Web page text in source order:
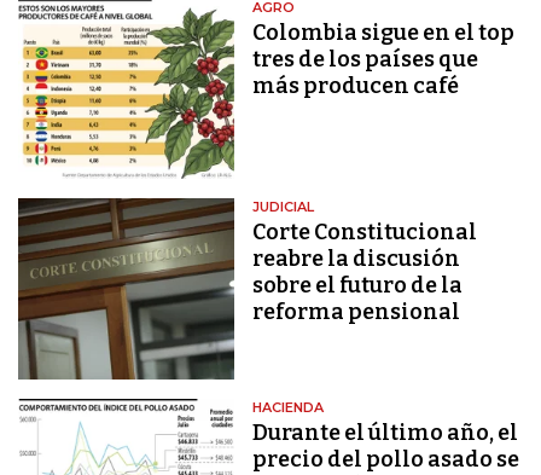
AGRO
Colombia sigue en el top
tres de los países que
más producen café
JUDICIAL
Corte Constitucional
reabre la discusión
sobre el futuro de la
reforma pensional
HACIENDA
Durante el último año, el
precio del pollo asado se